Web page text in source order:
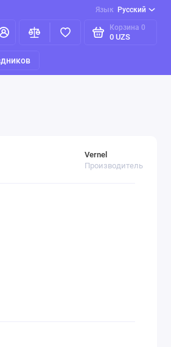
Язык Русский
Корзина 0
0 UZS
Vernel
Производитель